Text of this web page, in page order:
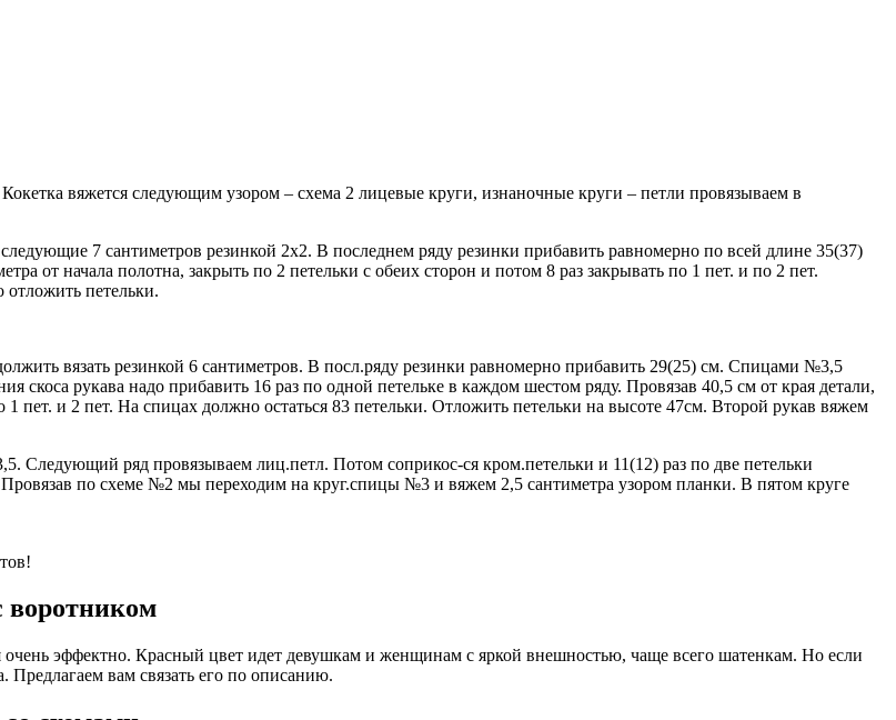
вяжется следующим узором – схема 2 лицевые круги, изнаночные круги – петли провязываем в
7 сантиметров резинкой 2х2. В последнем ряду резинки прибавить равномерно по всей длине 35(37)
от начала полотна, закрыть по 2 петельки с обеих сторон и потом 8 раз закрывать по 1 пет. и по 2 пет.
отложить петельки.
вязать резинкой 6 сантиметров. В посл.ряду резинки равномерно прибавить 29(25) см. Спицами №3,5
скоса рукава надо прибавить 16 раз по одной петельке в каждом шестом ряду. Провязав 40,5 см от края детали,
пет. и 2 пет. На спицах должно остаться 83 петельки. Отложить петельки на высоте 47см. Второй рукав вяжем
Следующий ряд провязываем лиц.петл. Потом соприкос-ся кром.петельки и 11(12) раз по две петельки
по схеме №2 мы переходим на круг.спицы №3 и вяжем 2,5 сантиметра узором планки. В пятом круге
воротником
эффектно. Красный цвет идет девушкам и женщинам с яркой внешностью, чаще всего шатенкам. Но если
Предлагаем вам связать его по описанию.